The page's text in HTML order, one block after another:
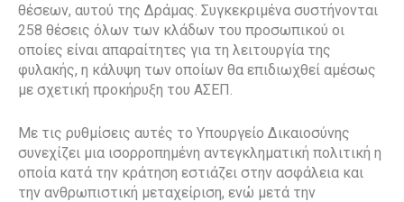
θέσεων, αυτού της Δράμας. Συγκεκριμένα συστήνονται
258 θέσεις όλων των κλάδων του προσωπικού οι
οποίες είναι απαραίτητες για τη λειτουργία της
φυλακής, η κάλυψη των οποίων θα επιδιωχθεί αμέσως
με σχετική προκήρυξη του ΑΣΕΠ.
Με τις ρυθμίσεις αυτές το Υπουργείο Δικαιοσύνης
συνεχίζει μια ισορροπημένη αντεγκληματική πολιτική η
οποία κατά την κράτηση εστιάζει στην ασφάλεια και
την ανθρωπιστική μεταχείριση, ενώ μετά την